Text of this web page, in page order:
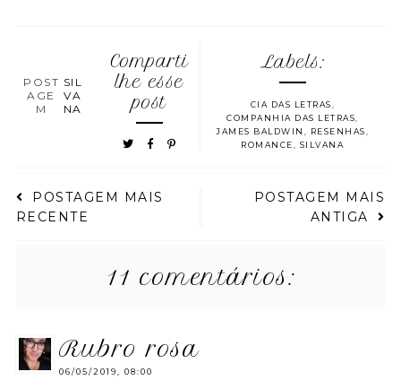
POST
AGE
M
SIL
VA
NA
Comparti
lhe esse
post
Labels:
CIA DAS LETRAS
COMPANHIA DAS LETRAS
JAMES BALDWIN
RESENHAS
ROMANCE
SILVANA
POSTAGEM MAIS
RECENTE
POSTAGEM MAIS
ANTIGA
11 comentários:
rubro rosa
06/05/2019, 08:00